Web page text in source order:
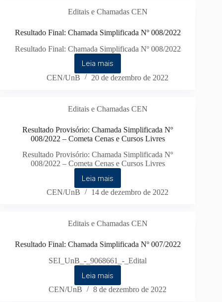
Editais e Chamadas CEN
Resultado Final: Chamada Simplificada Nº 008/2022
Resultado Final: Chamada Simplificada Nº 008/2022
Leia mais
CEN/UnB 20 de dezembro de 2022
Editais e Chamadas CEN
Resultado Provisório: Chamada Simplificada Nº
008/2022 – Cometa Cenas e Cursos Livres
Resultado Provisório: Chamada Simplificada Nº
008/2022 – Cometa Cenas e Cursos Livres
Leia mais
CEN/UnB 14 de dezembro de 2022
Editais e Chamadas CEN
Resultado Final: Chamada Simplificada Nº 007/2022
SEI_UnB_-_9068661_-_Edital
Leia mais
CEN/UnB 8 de dezembro de 2022